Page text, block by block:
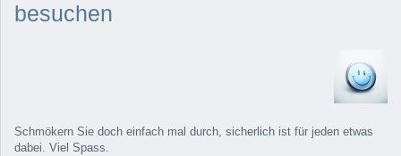
besuchen
Schmökern Sie doch einfach mal durch, sicherlich ist für jeden etwas
dabei. Viel Spass.